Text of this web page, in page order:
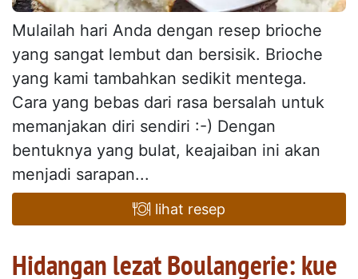
Mulailah hari Anda dengan resep brioche
yang sangat lembut dan bersisik. Brioche
yang kami tambahkan sedikit mentega.
Cara yang bebas dari rasa bersalah untuk
memanjakan diri sendiri :-) Dengan
bentuknya yang bulat, keajaiban ini akan
menjadi sarapan...
lihat resep
Hidangan lezat Boulangerie: kue